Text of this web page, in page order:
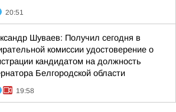
20:51
Шуваев: Получил сегодня в
комиссии удостоверение о
кандидатом на должность
Белгородской области
19:58